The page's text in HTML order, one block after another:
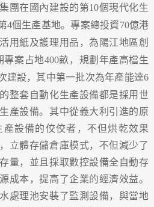
團在國內建設的第10個現代化生
4個生產基地。專案總投資70億港
用紙及護理用品，為陽江地區創
專案占地400畝，規劃年產高檔生
建設，其中第一批次為年產能達6
整套自動化生產設備都是採用世
產設備。其中從義大利引進的原
設備的佼佼者，不但烘乾效果
立體存儲倉庫模式，不但減少了
量，並且採取數控設備全自動存
成本，提高了企業的經濟效益。
處理池安裝了監測設備，與當地